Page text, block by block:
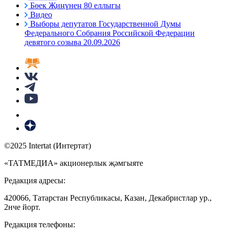
Бөек Җиңүнең 80 еллыгы
Видео
Выборы депутатов Государственной Думы
Федерального Собрания Российской Федерации
девятого созыва 20.09.2026
©2025 Intertat (Интертат)
«ТАТМЕДИА» акционерлык җәмгыяте
Редакция адресы:
420066, Татарстан Республикасы, Казан, Декабристлар ур.,
2нче йорт.
Редакция телефоны: